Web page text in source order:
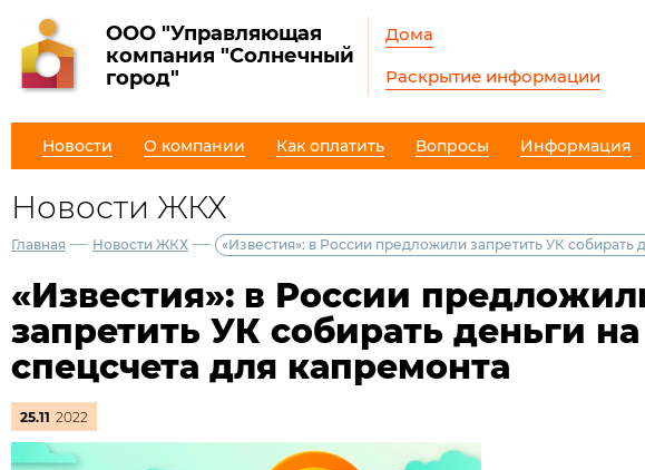
ООО "Управляющая
компания "Солнечный
город"
Дома
Раскрытие информации
Новости О компании Как оплатить Вопросы Информация
Новости ЖКХ
Главная — Новости ЖКХ — «Известия»: в России предложили запретить УК собирать
«Известия»: в России
запретить УК собирать деньги на
спецсчета для капремонта
25.11 2022